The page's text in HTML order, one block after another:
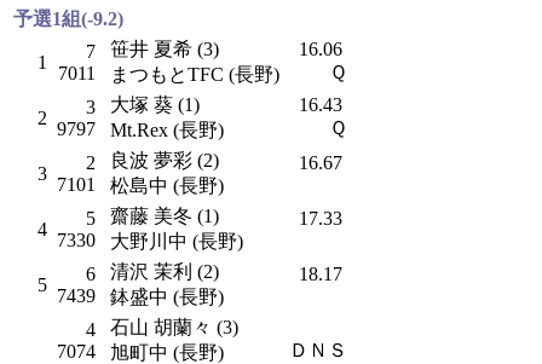
予選1組(-9.2)
1
7
7011
笹井 夏希 (3)
まつもとTFC (長野)
16.06
Ｑ
2
3
9797
大塚 葵 (1)
Mt.Rex (長野)
16.43
Ｑ
3
2
7101
良波 夢彩 (2)
松島中 (長野)
16.67
4
5
7330
齋藤 美冬 (1)
大野川中 (長野)
17.33
5
6
7439
清沢 茉利 (2)
鉢盛中 (長野)
18.17
4
7074
石山 胡蘭々 (3)
旭町中 (長野)
ＤＮＳ